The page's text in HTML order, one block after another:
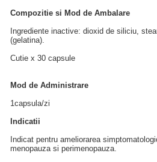
Compozitie si Mod de Ambalare
Ingrediente inactive: dioxid de siliciu,
(gelatina).
Cutie x 30 capsule
Mod de Administrare
1capsula/zi
Indicatii
Indicat pentru ameliorarea
menopauza si perimenopauza.